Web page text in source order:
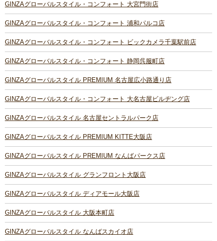
GINZAグローバルスタイル・コンフォート 大宮門街店
GINZAグローバルスタイル・コンフォート 浦和パルコ店
GINZAグローバルスタイル・コンフォート ビックカメラ千葉駅前店
GINZAグローバルスタイル・コンフォート 静岡呉服町店
GINZAグローバルスタイル PREMIUM 名古屋広小路通り店
GINZAグローバルスタイル・コンフォート 大名古屋ビルヂング店
GINZAグローバルスタイル 名古屋セントラルパーク店
GINZAグローバルスタイル PREMIUM KITTE大阪店
GINZAグローバルスタイル PREMIUM なんばパークス店
GINZAグローバルスタイル グランフロント大阪店
GINZAグローバルスタイル ディアモール大阪店
GINZAグローバルスタイル 大阪本町店
GINZAグローバルスタイル なんばスカイオ店